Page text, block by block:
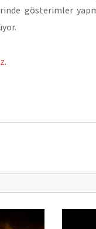
gösterimler
.